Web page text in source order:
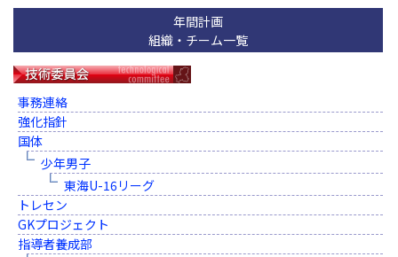
年間計画
組織・チーム一覧
事務連絡
強化指針
国体
少年男子
東海U-16リーグ
トレセン
GKプロジェクト
指導者養成部